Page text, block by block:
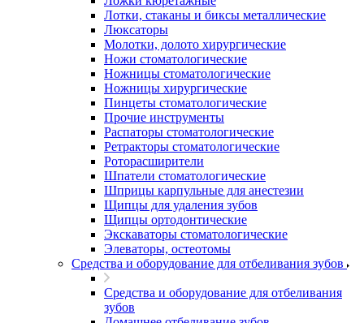
Лотки, стаканы и биксы металлические
Люксаторы
Молотки, долото хирургические
Ножи стоматологические
Ножницы стоматологические
Ножницы хирургические
Пинцеты стоматологические
Прочие инструменты
Распаторы стоматологические
Ретракторы стоматологические
Роторасширители
Шпатели стоматологические
Шприцы карпульные для анестезии
Щипцы для удаления зубов
Щипцы ортодонтические
Экскаваторы стоматологические
Элеваторы, остеотомы
Средства и оборудование для отбеливания зубов
Средства и оборудование для отбеливания
зубов